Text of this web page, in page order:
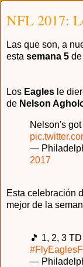
NFL 2017:
Las que son, a
esta semana 5
Los Eagles le
de Nelson
Nelson's
—
2017
Esta celebración
mejor de la
🎵 1, 2, 3
—